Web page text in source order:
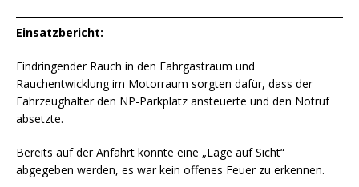
Einsatzbericht:
Eindringender Rauch in den Fahrgastraum und
Rauchentwicklung im Motorraum sorgten dafür, dass der
Fahrzeughalter den NP-Parkplatz ansteuerte und den Notruf
absetzte.
Bereits auf der Anfahrt konnte eine „Lage auf Sicht“
abgegeben werden, es war kein offenes Feuer zu erkennen.